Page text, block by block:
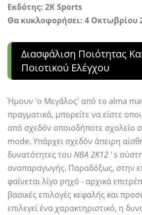
Εκδότης: 2K Sports
Θα κυκλοφορήσει: 4 Οκτωβρίου
Διασφάλιση Ποιότητας
Ποιοτικού Ελέγχου
Ήμουν 'ο Μεγάλος' από το alma
πραγματικά, μπορείτε να είστε
από σχεδόν οποιοδήποτε σχολείο
mode. Υπάρχει σχεδόν άπειρη
δυνατότητες του NBA 2Κ12 's
αναπαραγωγής. Παραδόξως, στην
φαίνεται λίγο ρηχό - αρχικά
βασικές επιλογές κεφαλής και
επιλεγεί ένα χαρακτηριστικό, η